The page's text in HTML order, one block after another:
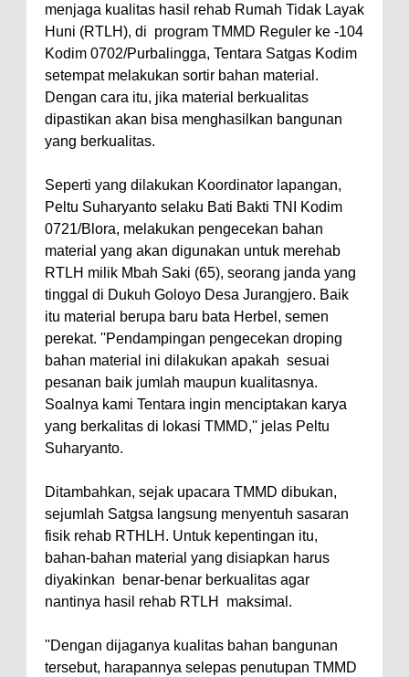
menjaga kualitas hasil rehab Rumah Tidak Layak
Huni (RTLH), di program TMMD Reguler ke -104
Kodim 0702/Purbalingga, Tentara Satgas Kodim
setempat melakukan sortir bahan material.
Dengan cara itu, jika material berkualitas
dipastikan akan bisa menghasilkan bangunan
yang berkualitas.
Seperti yang dilakukan Koordinator lapangan,
Peltu Suharyanto selaku Bati Bakti TNI Kodim
0721/Blora, melakukan pengecekan bahan
material yang akan digunakan untuk merehab
RTLH milik Mbah Saki (65), seorang janda yang
tinggal di Dukuh Goloyo Desa Jurangjero. Baik
itu material berupa baru bata Herbel, semen
perekat. ''Pendampingan pengecekan droping
bahan material ini dilakukan apakah sesuai
pesanan baik jumlah maupun kualitasnya.
Soalnya kami Tentara ingin menciptakan karya
yang berkalitas di lokasi TMMD,'' jelas Peltu
Suharyanto.
Ditambahkan, sejak upacara TMMD dibukan,
sejumlah Satgsa langsung menyentuh sasaran
fisik rehab RTHLH. Untuk kepentingan itu,
bahan-bahan material yang disiapkan harus
diyakinkan benar-benar berkualitas agar
nantinya hasil rehab RTLH maksimal.
''Dengan dijaganya kualitas bahan bangunan
tersebut, harapannya selepas penutupan TMMD